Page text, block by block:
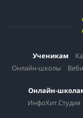
Ученикам
Онлайн-школы
Онлайн-
ИнфоХит.Студия